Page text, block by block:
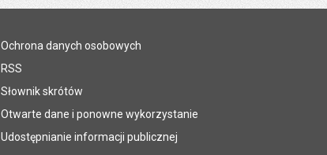
Ochrona danych osobowych
RSS
Słownik skrótów
Otwarte dane i ponowne wykorzystanie
Udostępnianie informacji publicznej